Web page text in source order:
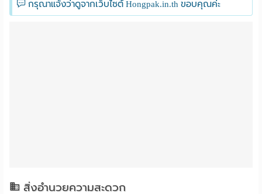
กรุณาแจ้งว่าดูจากเว็บไซต์ Hongpak.in.th ขอบคุณค่ะ
สิ่งอำนวยความสะดวก